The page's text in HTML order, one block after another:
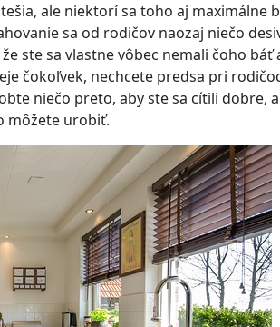
ale niektorí sa toho aj maximálne
sa od rodičov naozaj niečo
ste sa vlastne vôbec nemali čoho báť
čokoľvek, nechcete predsa pri
niečo preto, aby ste sa cítili dobre,
môžete urobiť.